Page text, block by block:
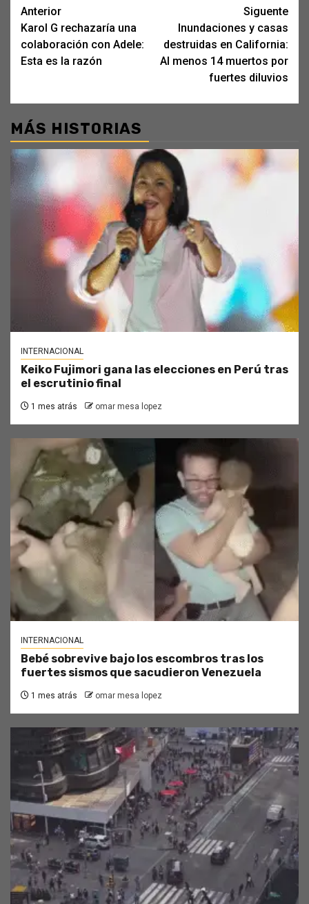
Post
navigation
Anterior
Karol G rechazaría una
colaboración con Adele:
Esta es la razón
Siguente
Inundaciones y casas
destruidas en California:
Al menos 14 muertos por
fuertes diluvios
MÁS HISTORIAS
INTERNACIONAL
Keiko Fujimori gana las elecciones en Perú tras
el escrutinio final
1 mes atrás omar mesa lopez
INTERNACIONAL
Bebé sobrevive bajo los escombros tras los
fuertes sismos que sacudieron Venezuela
1 mes atrás omar mesa lopez